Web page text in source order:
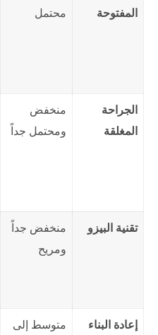
المفتوحة
محتمل
الجراحة
المغلقة
منخفض
ومحتمل جداً
تقنية البيزو
منخفض جداً
ومريح
إعادة البناء
متوسط إلى